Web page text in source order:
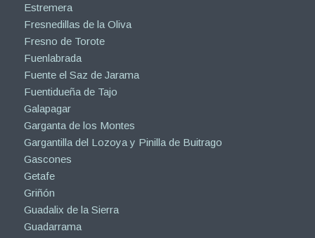
Estremera
Fresnedillas de la Oliva
Fresno de Torote
Fuenlabrada
Fuente el Saz de Jarama
Fuentidueña de Tajo
Galapagar
Garganta de los Montes
Gargantilla del Lozoya y Pinilla de Buitrago
Gascones
Getafe
Griñón
Guadalix de la Sierra
Guadarrama